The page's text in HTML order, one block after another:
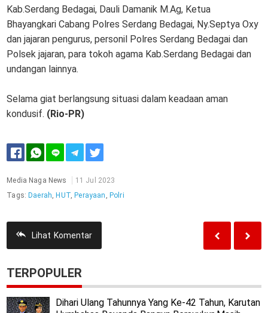
Kab.Serdang Bedagai, Dauli Damanik M.Ag, Ketua
Bhayangkari Cabang Polres Serdang Bedagai, Ny.Septya Oxy
dan jajaran pengurus, personil Polres Serdang Bedagai dan
Polsek jajaran, para tokoh agama Kab.Serdang Bedagai dan
undangan lainnya.
Selama giat berlangsung situasi dalam keadaan aman
kondusif. (Rio-PR)
Media Naga News
11 Jul 2023
Tags: Daerah, HUT, Perayaan , Polri
Lihat Komentar
TERPOPULER
Dihari Ulang Tahunnya Yang Ke-42 Tahun, Karutan